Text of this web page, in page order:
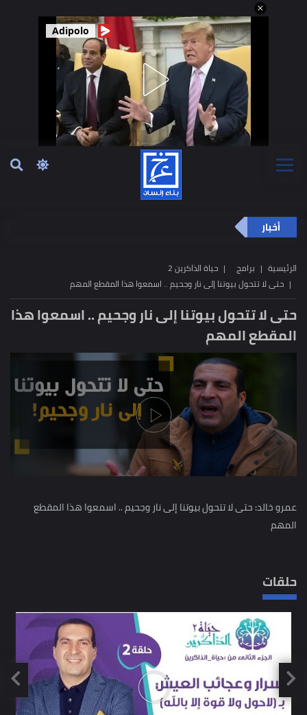
Adipolo
أخبار
الرئيسية برامج
حياة الذاكرين 2
حتى لا تتحول بيوتنا إلى نار وجحيم .. اسمعوا هذا المقطع المهم
حتى لا تتحول بيوتنا إلى نار وجحيم .. اسمعوا هذا
المقطع المهم
عمرو خالد: حتى لا تتحول بيوتنا إلى نار وجحيم .. اسمعوا هذا المقطع
المهم
حلقات